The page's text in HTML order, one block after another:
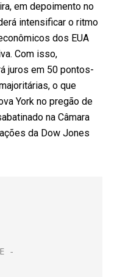
em depoimento no
intensificar o ritmo
dos EUA
Com isso,
juros em 50 pontos-
o que
York no pregão de
na Câmara
da Dow Jones